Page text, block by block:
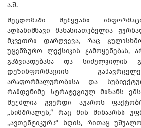
ა.შ.
შეცდომაში შემყვანი
აღსანიშნავი მახასიათებელია
მკვეთრი დარღვევა, რაც
უცენზურო ლექსიკის გამოყენებას,
გაზვიადებასა და სიძულვილის
დეზინფორმაციის
არაფორმალურობისა და
რამდენიმე სტრატეგიულ მიზანს
შეუძლია გვერდი აუაროს
„სიმშრალეს,“ რაც მის შინაარსს
„ავთენტიკურს“ ხდის, რითაც